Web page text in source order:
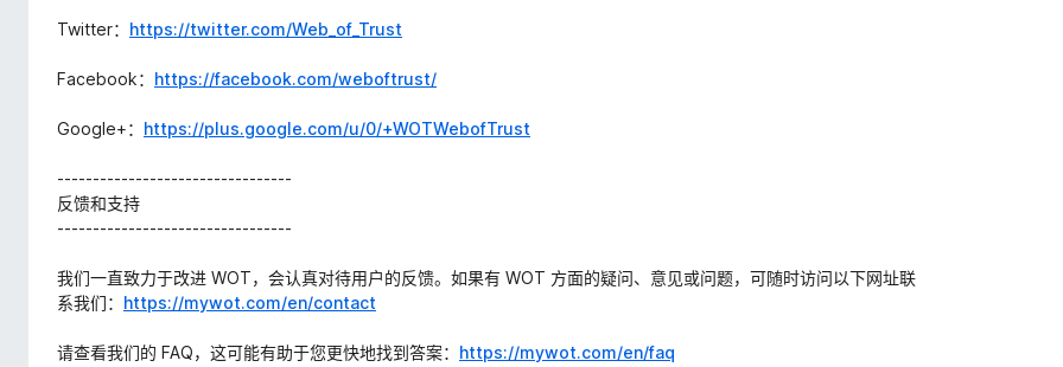
Twitter： https://twitter.com/Web_of_Trust
Facebook： https://facebook.com/weboftrust/
Google+： https://plus.google.com/u/0/+WOTWebofTrust
---------------------------------
反馈和支持
---------------------------------
我们一直致力于改进 WOT，会认真对待用户的反馈。如果有 WOT 方面的疑问、意见或问题，可随时访问以下网址联
系我们： https://mywot.com/en/contact
请查看我们的 FAQ，这可能有助于您更快地找到答案： https://mywot.com/en/faq